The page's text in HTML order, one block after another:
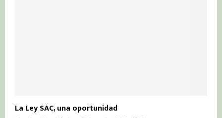
La Ley SAC, una oportunidad